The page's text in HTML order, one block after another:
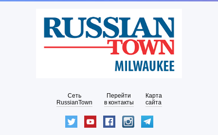
Сеть
RussianTown
Перейти
в контакты
Карта
сайта